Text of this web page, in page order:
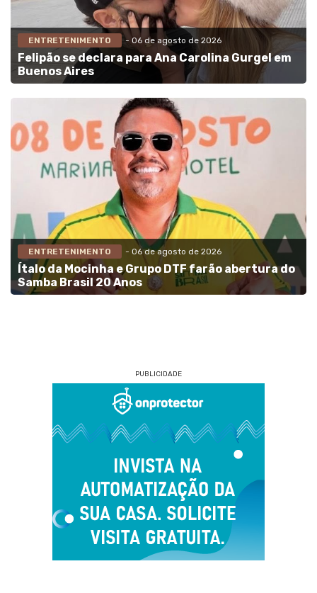
ENTRETENIMENTO - 06 de agosto de 2026
Felipão se declara para Ana Carolina Gurgel em
Buenos Aires
ENTRETENIMENTO - 06 de agosto de 2026
Ítalo da Mocinha e Grupo DTF farão abertura do
Samba Brasil 20 Anos
PUBLICIDADE